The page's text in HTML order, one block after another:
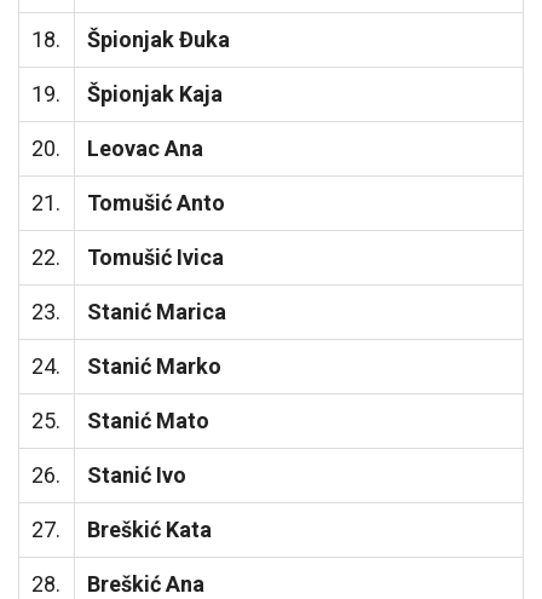
18. Špionjak Đuka
19. Špionjak Kaja
20. Leovac Ana
21. Tomušić Anto
22. Tomušić Ivica
23. Stanić Marica
24. Stanić Marko
25. Stanić Mato
26. Stanić Ivo
27. Breškić Kata
28. Breškić Ana